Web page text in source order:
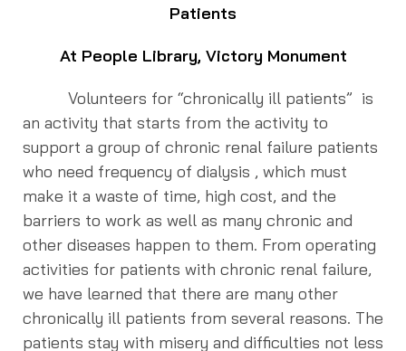
Patients
At People Library, Victory Monument
Volunteers for “chronically ill patients” is
an activity that starts from the activity to
support a group of chronic renal failure patients
who need frequency of dialysis , which must
make it a waste of time, high cost, and the
barriers to work as well as many chronic and
other diseases happen to them. From operating
activities for patients with chronic renal failure,
we have learned that there are many other
chronically ill patients from several reasons. The
patients stay with misery and difficulties not less